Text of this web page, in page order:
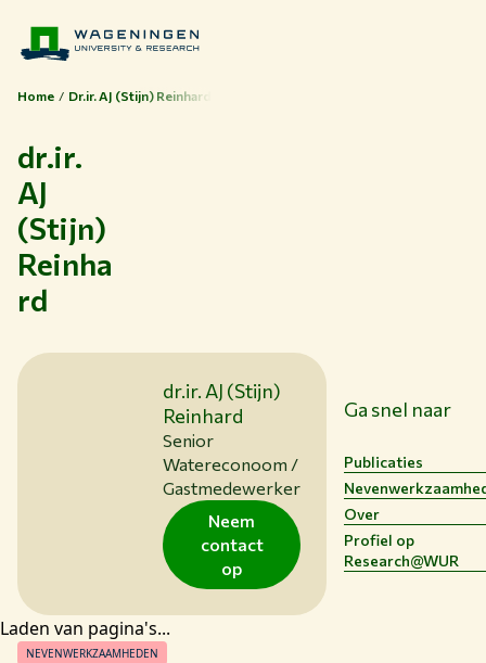
HUIDIGE STUDENTEN
Home Dr.ir. AJ (Stijn) Reinhard
dr.ir.
AJ
(Stijn)
Reinha
rd
dr.ir. AJ (Stijn)
Reinhard
Senior
Watereconoom /
Gastmedewerker
Neem
contact
op
Ga snel naar
Publicaties
Over
Profiel op
Research@WUR
Laden van pagina's...
NEVENWERKZAAMHEDEN